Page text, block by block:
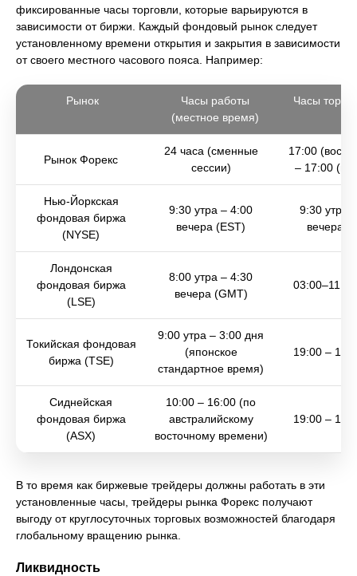
фиксированные часы торговли, которые варьируются в
зависимости от биржи. Каждый фондовый рынок следует
установленному времени открытия и закрытия в зависимости
от своего местного часового пояса. Например:
Рынок
Часы работы
(местное время)
Часы
Рынок Форекс
24 часа (сменные
сессии)
17:00
– 17:00
Нью-Йоркская
фондовая биржа
(NYSE)
9:30 утра – 4:00
вечера (EST)
9:30 утра
вечера
Лондонская
фондовая биржа
(LSE)
8:00 утра – 4:30
вечера (GMT)
Токийская фондовая
биржа (TSE)
9:00 утра – 3:00 дня
(японское
стандартное время)
19:00 –
Сиднейская
фондовая биржа
(ASX)
10:00 – 16:00 (по
австралийскому
восточному времени)
19:00 –
В то время как биржевые трейдеры должны работать в эти
установленные часы, трейдеры рынка Форекс получают
выгоду от круглосуточных торговых возможностей благодаря
глобальному вращению рынка.
Ликвидность